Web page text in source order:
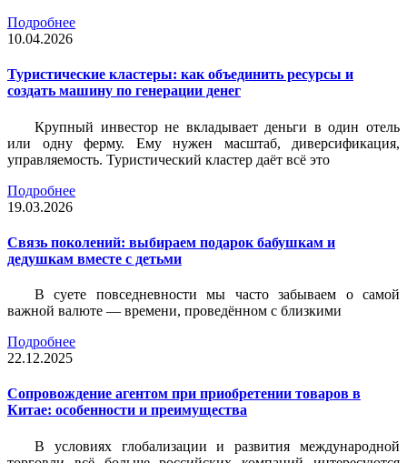
Подробнее
10.04.2026
Туристические кластеры: как объединить ресурсы и
создать машину по генерации денег
Крупный инвестор не вкладывает деньги в один отель
или одну ферму. Ему нужен масштаб, диверсификация,
управляемость. Туристический кластер даёт всё это
Подробнее
19.03.2026
Связь поколений: выбираем подарок бабушкам и
дедушкам вместе с детьми
В суете повседневности мы часто забываем о самой
важной валюте — времени, проведённом с близкими
Подробнее
22.12.2025
Сопровождение агентом при приобретении товаров в
Китае: особенности и преимущества
В условиях глобализации и развития международной